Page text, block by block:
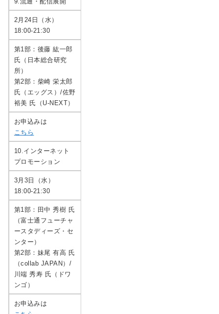
2月24日（水）
18:00-21:30
第1部：後藤 紘一郎
氏（日本総合研究
所）
第2部：柴崎 栄太郎
氏（エッグス）/佐野
裕美 氏（U-NEXT）
お申込みは
こちら
10.インターネット
プロモーション
3月3日（水）
18:00-21:30
第1部：田中 秀樹 氏
（富士通フューチャ
ースタディーズ・セ
ンター）
第2部：妹尾 有高 氏
（collab JAPAN）/
川端 秀寿 氏（ドワ
ンゴ）
お申込みは